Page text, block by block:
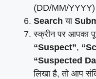
(DD/MM/
Search या
स्क्रीन पर आपका
“Suspect”,
“Suspected
लिखा है, तो आप